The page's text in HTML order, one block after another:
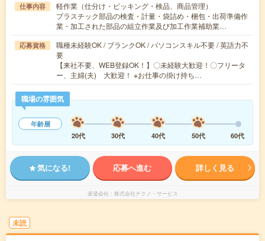
仕事内容
軽作業（仕分け・ピッキング・検品、商品管理）
プラスチック部品の検査・計量・袋詰め・梱包・出荷準備作
業・加工された部品の組立作業及び加工作業補助業…
応募資格
職種未経験OK / ブランクOK / パソコンスキル不要 / 英語力不
要
【来社不要、WEB登録OK！】〇未経験大歓迎！〇フリータ
ー、主婦(夫) 大歓迎！ ※お仕事の掛け持ち…
職場の雰囲気
年齢層
20代
30代 40代 50代 60代
気になる! 応募へ進む 詳しく見る
派遣会社 株式会社テクノ・サービス
未読